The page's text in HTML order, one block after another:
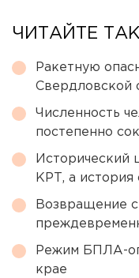
ЧИТАЙТЕ
Ракетную
Свердловской
Численность
постепенно
Исторический
КРТ, а история
Возвращение
Режим БПЛА-
крае